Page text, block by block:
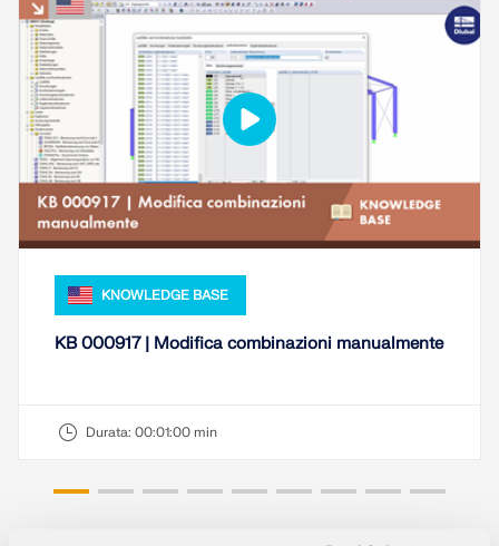
KNOWLEDGE BASE
KB 000917 | Modifica combinazioni manualmente
Durata: 00:01:00 min